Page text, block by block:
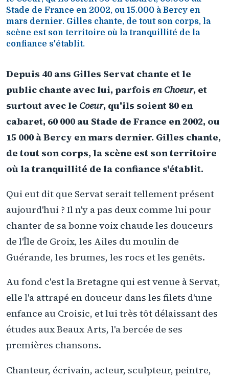
Stade de France en 2002, ou 15.000 à Bercy en
mars dernier. Gilles chante, de tout son corps, la
scène est son territoire où la tranquillité de la
confiance s'établit.
Depuis 40 ans Gilles Servat chante et le
public chante avec lui, parfois en Choeur, et
surtout avec le Coeur, qu'ils soient 80 en
cabaret, 60 000 au Stade de France en 2002, ou
15 000 à Bercy en mars dernier. Gilles chante,
de tout son corps, la scène est son territoire
où la tranquillité de la confiance s'établit.
Qui eut dit que Servat serait tellement présent
aujourd'hui ? Il n'y a pas deux comme lui pour
chanter de sa bonne voix chaude les douceurs
de l'Île de Groix, les Ailes du moulin de
Guérande, les brumes, les rocs et les genêts.
Au fond c'est la Bretagne qui est venue à Servat,
elle l'a attrapé en douceur dans les filets d'une
enfance au Croisic, et lui très tôt délaissant des
études aux Beaux Arts, l'a bercée de ses
premières chansons.
Chanteur, écrivain, acteur, sculpteur, peintre,